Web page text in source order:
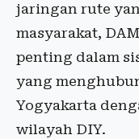
jaringan rute
masyarakat,
penting dalam
yang
Yogyakarta
wilayah DIY.